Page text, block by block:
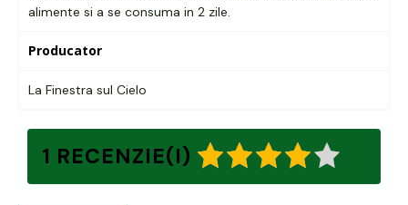
alimente si a se consuma in 2 zile.
Producator
La Finestra sul Cielo
1 RECENZIE(I)